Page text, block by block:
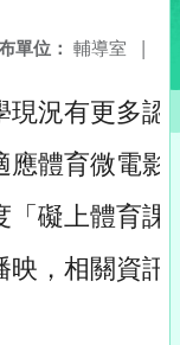
單位： 輔導室 |
況有更多認
體育微電影
礙上體育課
，相關資